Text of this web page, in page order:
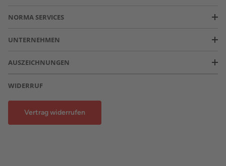
NORMA SERVICES
UNTERNEHMEN
AUSZEICHNUNGEN
WIDERRUF
Vertrag widerrufen